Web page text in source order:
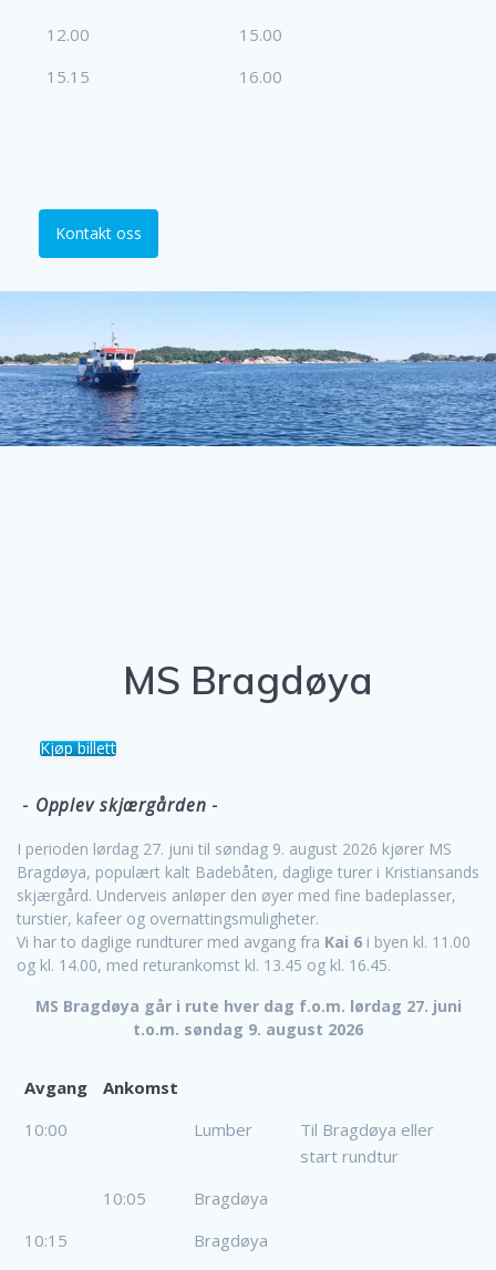
12.00
15.00
15.15
16.00
Kontakt oss
MS Bragdøya
Kjøp billett
- Opplev skjærgården -
I perioden lørdag 27. juni til søndag 9. august 2026 kjører MS
Bragdøya, populært kalt Badebåten, daglige turer i Kristiansands
skjærgård. Underveis anløper den øyer med fine badeplasser,
turstier, kafeer og overnattingsmuligheter.
Vi har to daglige rundturer med avgang fra Kai 6 i byen kl. 11.00
og kl. 14.00, med returankomst kl. 13.45 og kl. 16.45.
MS Bragdøya går i rute hver dag f.o.m. lørdag 27. juni
t.o.m. søndag 9. august 2026
Avgang
Ankomst
Avgang
10:00 Lumber
Til Bragdøya eller
start rundtur
10:05
Bragdøya
10:15
Bragdøya